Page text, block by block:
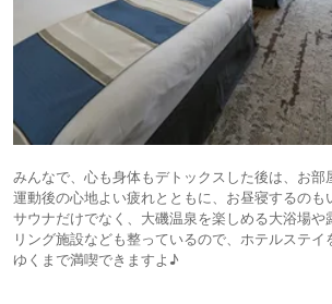
みんなで、心も身体もデトックスした後は、お部
運動後の心地よい疲れとともに、お昼寝するの
サウナだけでなく、大磯温泉を楽しめる大浴場や
リング施設なども整っているので、ホテルステ
ゆくまで満喫できますよ♪